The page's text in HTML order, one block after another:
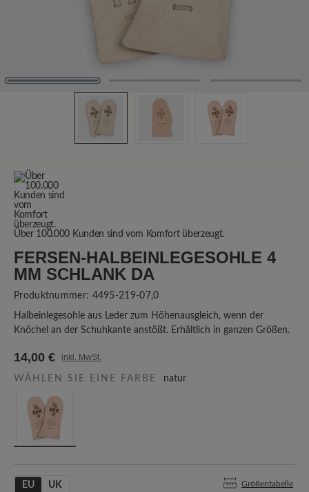
Über 100.000 Kunden sind vom Komfort überzeugt.
FERSEN-HALBEINLEGESOHLE 4
MM SCHLANK DA
Produktnummer: 4495-219-07,0
Halbeinlegesohle aus Leder zum Höhenausgleich, wenn der
Knöchel an der Schuhkante anstößt. Erhältlich in ganzen Größen.
14,00 € inkl. MwSt.
WÄHLEN SIE EINE FARBE natur
EU UK Größentabelle